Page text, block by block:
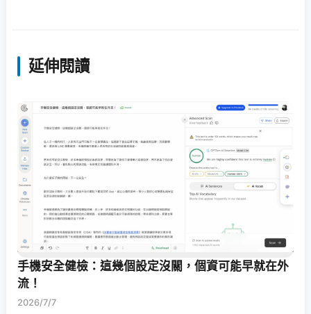
延伸閱讀
手機安全健檢：這幾個設定沒關，個資可能早就在外
流！
2026/7/7